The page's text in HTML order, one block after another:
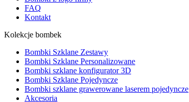
FAQ
Kontakt
Kolekcje bombek
Bombki Szklane Zestawy
Bombki Szklane Personalizowane
Bombki szklane konfigurator 3D
Bombki Szklane Pojedyncze
Bombki szklane grawerowane laserem pojedyncze
Akcesoria